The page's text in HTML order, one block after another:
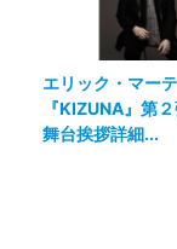
エリック・マー
『KIZUNA』第
舞台挨拶詳細...